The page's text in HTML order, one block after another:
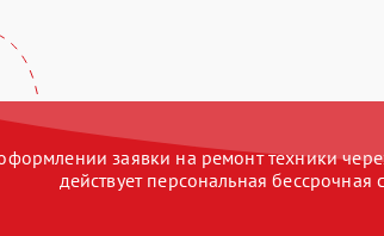
заявки на ремонт техники
действует персональная бессрочная